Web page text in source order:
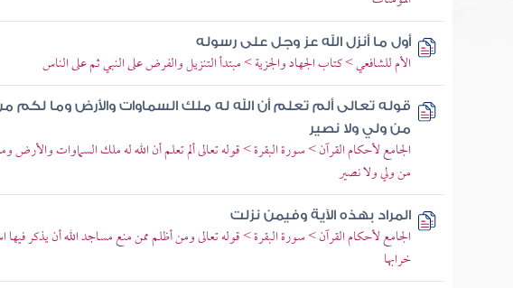
أول ما أنزل الله عز وجل على رسوله
الأم للشافعي > كتاب الجهاد والجزية > مبتدأ التنزيل والفرض على النبي ثم على الناس
قوله تعالى ألم تعلم أن الله له ملك السماوات والأرض وما لكم
من ولي ولا نصير
الجامع لأحكام القرآن > سورة البقرة > قوله تعالى ألم تعلم أن الله له ملك السماوات والأرض
من ولي ولا نصير
المراد بهذه الآية وفيمن نزلت
الجامع لأحكام القرآن > سورة البقرة > قوله تعالى ومن أظلم ممن منع مساجد الله أن يذكر
خرابها